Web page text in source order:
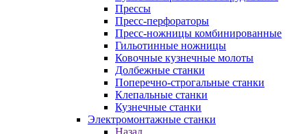
Прессы
Пресс-перфораторы
Пресс-ножницы комбинированные
Гильотинные ножницы
Ковочные кузнечные молоты
Долбежные станки
Поперечно-строгальные станки
Клепальные станки
Кузнечные станки
Электромонтажные станки
Назад